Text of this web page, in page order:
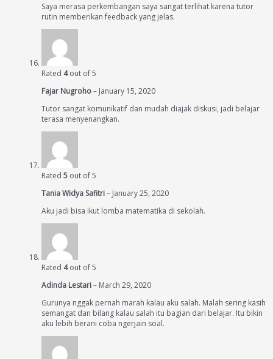
Saya merasa perkembangan saya sangat terlihat karena tutor
rutin memberikan feedback yang jelas.
Rated 4out of 5
Fajar Nugroho– January 15, 2020
Tutor sangat komunikatif dan mudah diajak diskusi, jadi belajar
terasa menyenangkan.
Rated 5 out of 5
Tania Widya Safitri– January 25, 2020
Aku jadi bisa ikut lomba matematika di sekolah.
Rated 4out of 5
Adinda Lestari– March 29, 2020
Gurunya nggak pernah marah kalau aku salah. Malah sering kasih
semangat dan bilang kalau salah itu bagian dari belajar. Itu bikin
aku lebih berani coba ngerjain soal.